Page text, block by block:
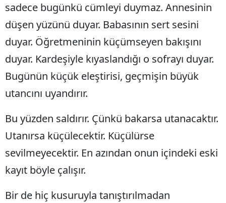
Kahramanmaraş
Muğla
Muş
Niğde
Ordu
Rize
Samsun
sadece bugünkü cümleyi duymaz. Annesinin
düşen yüzünü duyar. Babasının sert sesini
duyar. Öğretmeninin küçümseyen bakışını
duyar. Kardeşiyle kıyaslandığı o sofrayı duyar.
Bugünün küçük eleştirisi, geçmişin büyük
utancını uyandırır.
Bu yüzden saldırır. Çünkü bakarsa utanacaktır.
Utanırsa küçülecektir. Küçülürse
sevilmeyecektir. En azından onun içindeki eski
kayıt böyle çalışır.
Bir de hiç kusuruyla tanıştırılmadan